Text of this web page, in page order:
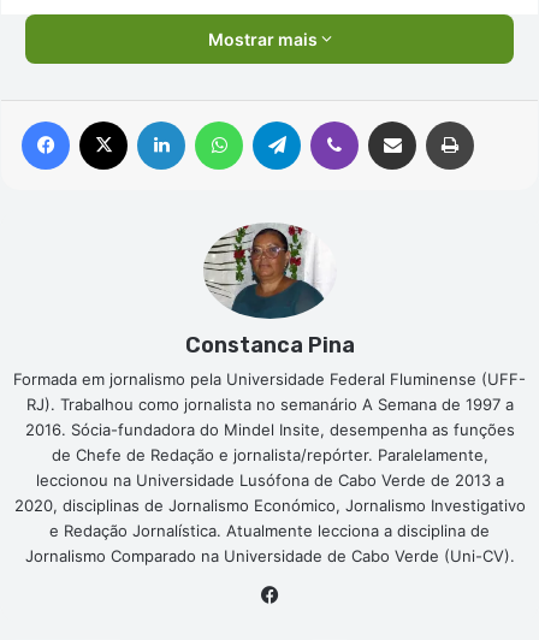
Mostrar mais
Facebook Linkedin WhatsAppTelegram Viber Compartilhar via e-mail
Constanca Pina
Formada em jornalismo pela Universidade Federal Fluminense (UFF-
RJ). Trabalhou como jornalista no semanário A Semana de 1997 a
2016. Sócia-fundadora do Mindel Insite, desempenha as funções
de Chefe de Redação e jornalista/repórter. Paralelamente,
leccionou na Universidade Lusófona de Cabo Verde de 2013 a
2020, disciplinas de Jornalismo Económico, Jornalismo Investigativo
e Redação Jornalística. Atualmente lecciona a disciplina de
Jornalismo Comparado na Universidade de Cabo Verde (Uni-CV).